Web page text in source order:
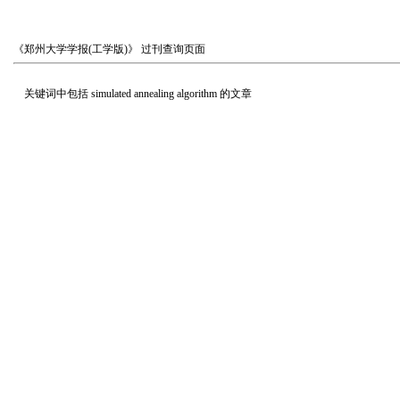
《郑州大学学报(工学版)》 过刊查询页面
关键词中包括 simulated annealing algorithm 的文章